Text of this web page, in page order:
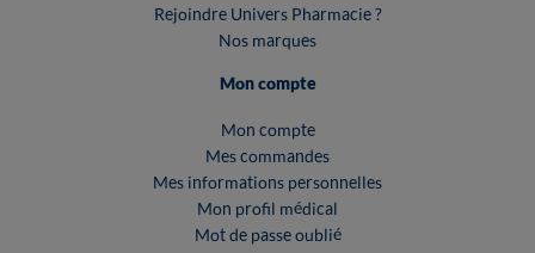
Rejoindre Univers Pharmacie ?
Nos marques
Mon compte
Mon compte
Mes commandes
Mes informations personnelles
Mon profil médical
Mot de passe oublié